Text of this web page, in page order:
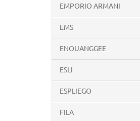
EMPORIO ARMANI
EMS
ENOUANGGEE
ESLI
ESPLIEGO
FILA